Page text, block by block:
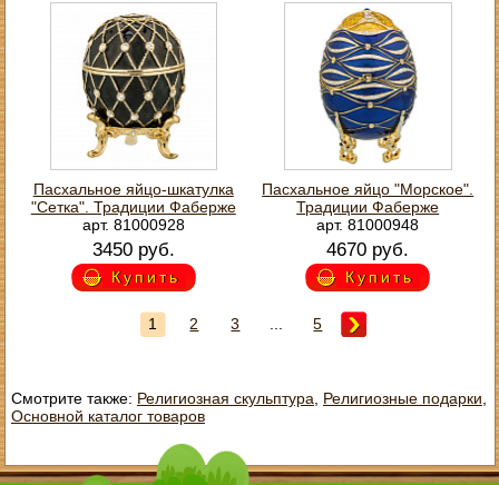
Пасхальное яйцо-шкатулка
"Сетка". Традиции Фаберже
арт. 81000928
3450 руб.
Купить
Пасхальное яйцо "Морское".
Традиции Фаберже
арт. 81000948
4670 руб.
Купить
1 2 3 5
Смотрите также: Религиозная скульптура Религиозные подарки
Основной каталог товаров